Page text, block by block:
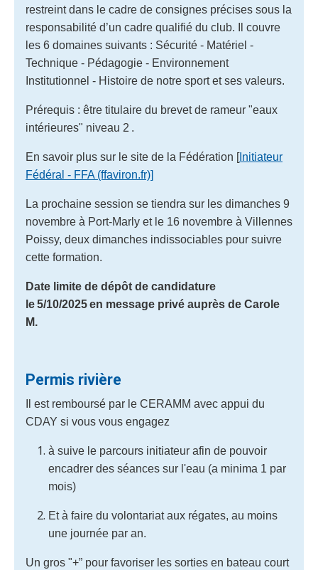
restreint dans le cadre de consignes précises sous la
responsabilité d’un cadre qualifié du club. Il couvre
les 6 domaines suivants : Sécurité - Matériel -
Technique - Pédagogie - Environnement
Institutionnel - Histoire de notre sport et ses valeurs.
Prérequis : être titulaire du brevet de rameur "eaux
intérieures" niveau 2 .
En savoir plus sur le site de la Fédération [Initiateur
Fédéral - FFA (ffaviron.fr)]
La prochaine session se tiendra sur les dimanches 9
novembre à Port-Marly et le 16 novembre à Villennes
Poissy, deux dimanches indissociables pour suivre
cette formation.
Date limite de dépôt de candidature
le 5/10/2025 en message privé auprès de Carole
M.
Permis rivière
Il est remboursé par le CERAMM avec appui du
CDAY si vous vous engagez
à suive le parcours initiateur afin de pouvoir
encadrer des séances sur l'eau (a minima 1 par
mois)
Et à faire du volontariat aux régates, au moins
une journée par an.
Un gros "+” pour favoriser les sorties en bateau court